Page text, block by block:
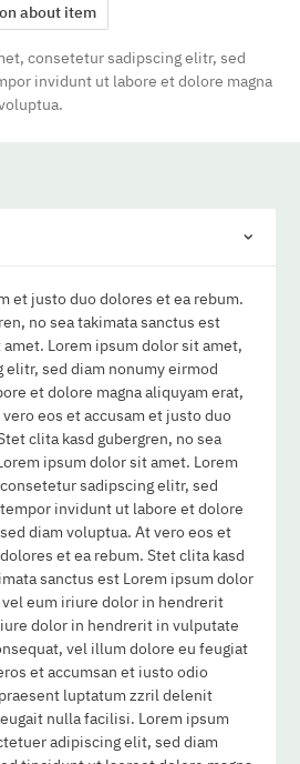
about item
consetetur sadipscing elitr, sed
invidunt ut labore et dolore magna
et justo duo dolores et ea rebum.
no sea takimata sanctus est
Lorem ipsum dolor sit amet,
sed diam nonumy eirmod
et dolore magna aliquyam erat,
eos et accusam et justo duo
clita kasd gubergren, no sea
ipsum dolor sit amet. Lorem
sadipscing elitr, sed
invidunt ut labore et dolore
diam voluptua. At vero eos et
et ea rebum. Stet clita kasd
sanctus est Lorem ipsum dolor
eum iriure dolor in hendrerit
dolor in hendrerit in vulputate
vel illum dolore eu feugiat
et accumsan et iusto odio
luptatum zzril delenit
nulla facilisi. Lorem ipsum
adipiscing elit, sed diam